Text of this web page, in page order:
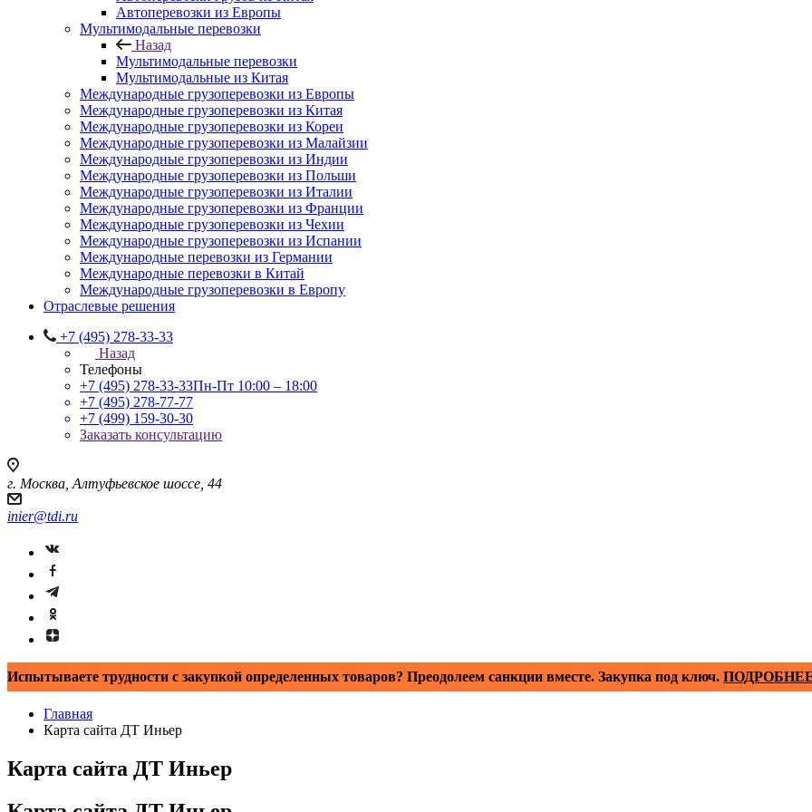
Автоперевозки из Европы
Мультимодальные перевозки
Назад
Мультимодальные перевозки
Мультимодальные из Китая
Международные грузоперевозки из Европы
Международные грузоперевозки из Китая
Международные грузоперевозки из Кореи
Международные грузоперевозки из Малайзии
Международные грузоперевозки из Индии
Международные грузоперевозки из Польши
Международные грузоперевозки из Италии
Международные грузоперевозки из Франции
Международные грузоперевозки из Чехии
Международные грузоперевозки из Испании
Международные перевозки из Германии
Международные перевозки в Китай
Международные грузоперевозки в Европу
Отраслевые решения
+7 (495) 278-33-33
Назад
Телефоны
+7 (495) 278-33-33Пн-Пт 10:00 – 18:00
+7 (495) 278-77-77
+7 (499) 159-30-30
Заказать консультацию
г. Москва, Алтуфьевское шоссе, 44
inier@tdi.ru
Испытываете трудности с закупкой определенных товаров? Преодолеем санкции вместе. Закупка под ключ.
Главная
Карта сайта ДТ Иньер
Карта сайта ДТ Иньер